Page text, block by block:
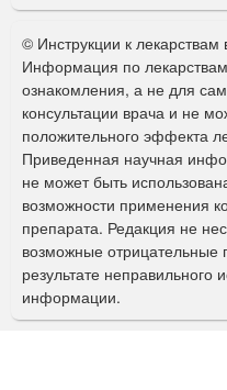
о
р
м
а
п
о
и
с
к
© Инструкции к
Информация по
ознакомления, а не для
консультации врача и не
положительного эффекта
Приведенная научная
не может быть
возможности применения
препарата. Редакция не
возможные отрицательные
результате неправильного
информации.